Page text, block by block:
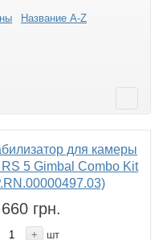
Название A-Z
для камеры
RS 5 Gimbal Combo Kit
грн.
+ шт